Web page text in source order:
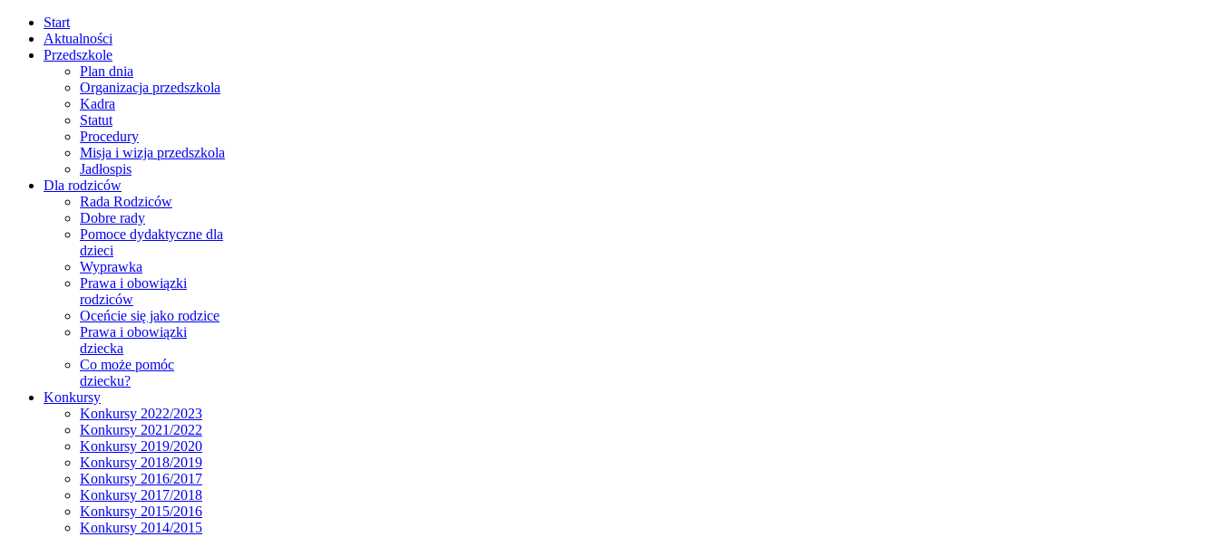
Start
Aktualności
Przedszkole
Plan dnia
Organizacja przedszkola
Kadra
Statut
Procedury
Misja i wizja przedszkola
Jadłospis
Dla rodziców
Rada Rodziców
Dobre rady
Pomoce dydaktyczne dla
dzieci
Wyprawka
Prawa i obowiązki
rodziców
Oceńcie się jako rodzice
Prawa i obowiązki
dziecka
Co może pomóc
dziecku?
Konkursy
Konkursy 2022/2023
Konkursy 2021/2022
Konkursy 2019/2020
Konkursy 2018/2019
Konkursy 2016/2017
Konkursy 2017/2018
Konkursy 2015/2016
Konkursy 2014/2015